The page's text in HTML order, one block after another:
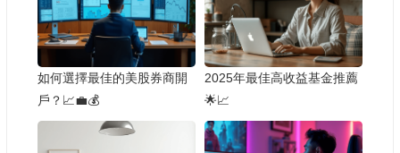
如何選擇最佳的美股券商開
戶？📈💼💰
2025年最佳高收益基金推薦
🌟📈